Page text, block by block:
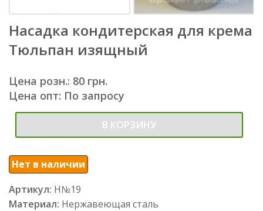
Насадка кондитерская для крема
Тюльпан изящный
Цена розн.: 80 грн.
Цена опт: По запросу
В КОРЗИНУ
Нет в наличии
Артикул: Н№19
Материал: Нержавеющая сталь